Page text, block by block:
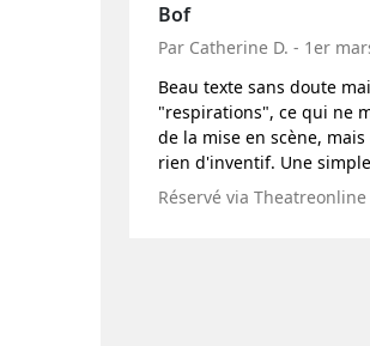
Bof
Par Catherine D. - 1er
Beau texte sans doute
"respirations", ce qui ne
de la mise en scène,
rien d'inventif. Une
Réservé via Theatreonline